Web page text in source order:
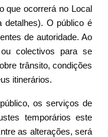
que ocorrerá no Local
detalhes). O público é
de autoridade. Ao
colectivos para se
trânsito, condições
itinerários.
os serviços de
temporários este
as alterações, será